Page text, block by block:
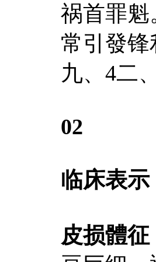
祸首罪
常引發锋
九、4二
02
临床表示
皮损體征